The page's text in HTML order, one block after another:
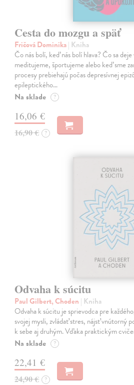
Cesta do mozgu a späť
Fričová Dominika| Kniha
Čo nás bolí, keď nás bolí hlava? Čo sa
meditujeme, športujeme alebo keď sme
procesy prebiehajú počas depresívnej
epileptického…
Na sklade ?
16,06 €
16,90 € ?
Odvaha k súcitu
Paul Gilbert, Choden | Kniha
Odvaha k súcitu je sprievodca pre
svojej mysli, zvládať stres, nájsť vnútorný
k sebe aj druhým. Vďaka praktickým
Na sklade ?
22,41 €
24,90 € ?